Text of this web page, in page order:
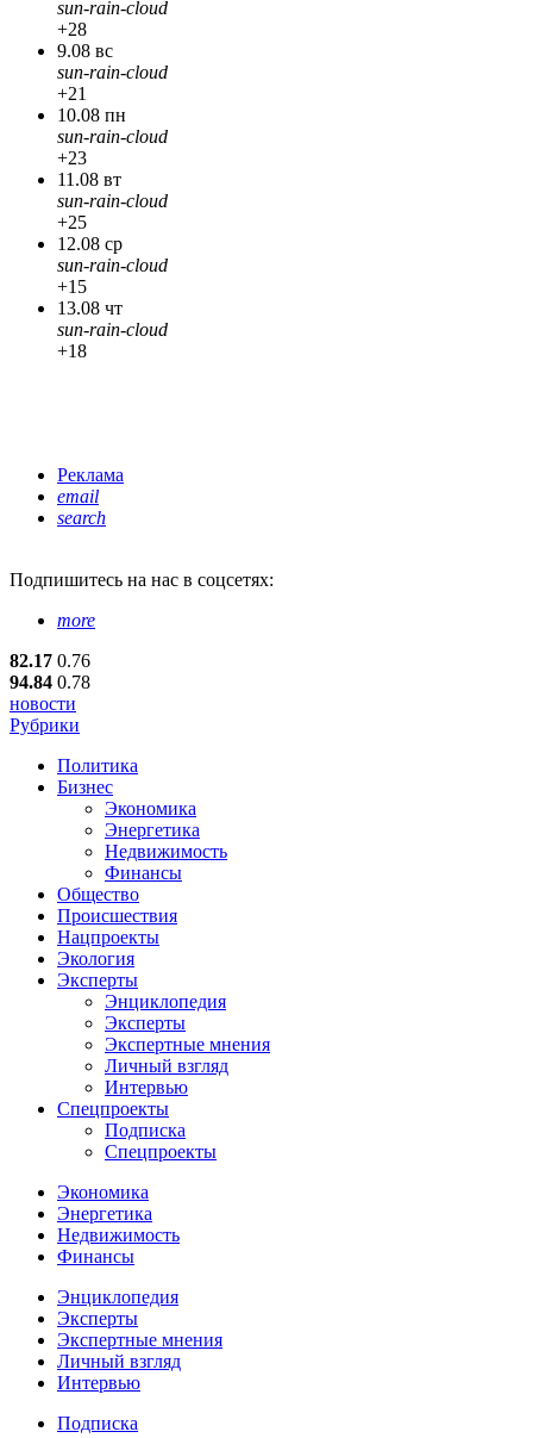
sun-rain-cloud
+28
9.08 вс
sun-rain-cloud
+21
10.08 пн
sun-rain-cloud
+23
11.08 вт
sun-rain-cloud
+25
12.08 ср
sun-rain-cloud
+15
13.08 чт
sun-rain-cloud
+18
Реклама
email
search
Подпишитесь на нас в соцсетях:
more
82.17 0.76
94.84 0.78
новости
Рубрики
Политика
Бизнес
Экономика
Энергетика
Недвижимость
Финансы
Общество
Происшествия
Нацпроекты
Экология
Эксперты
Энциклопедия
Эксперты
Экспертные мнения
Личный взгляд
Интервью
Спецпроекты
Подписка
Спецпроекты
Экономика
Энергетика
Недвижимость
Финансы
Энциклопедия
Эксперты
Экспертные мнения
Личный взгляд
Интервью
Подписка